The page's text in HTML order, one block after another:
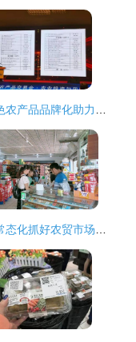
地方特色农产品品牌化助力乡村振兴 以‘邹城蘑菇’入选国家区域公用品牌为例
屏边县常态化抓好农贸市场疫情防控工作 保障食用农产品销售安全